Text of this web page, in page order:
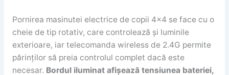
Pornirea masinutei electrice de copii 4×4 se face cu o
cheie de tip rotativ, care controlează și luminile
exterioare, iar telecomanda wireless de 2.4G permite
părinților să preia controlul complet dacă este
necesar. Bordul iluminat afișează tensiunea bateriei,